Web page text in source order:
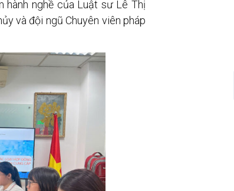
hành nghề của Luật sư Lê Thị
và đội ngũ Chuyên viên pháp